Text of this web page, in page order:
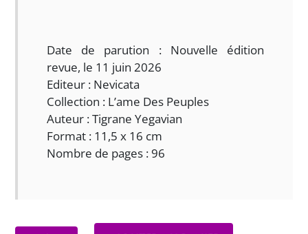
Date de parution : Nouvelle édition
revue, le 11 juin 2026
Editeur : Nevicata
Collection : L’ame Des Peuples
Auteur : Tigrane Yegavian
Format : 11,5 x 16 cm
Nombre de pages : 96